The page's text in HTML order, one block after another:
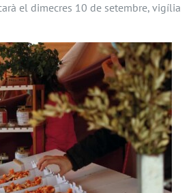
el dimecres 10 de setembre, vigília